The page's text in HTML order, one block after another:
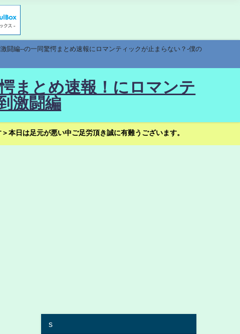
闘編--の一同驚愕まとめ速報にロマンティックが止まらない？-僕の
まとめ速報！にロマンテ
激闘編
本日は足元が悪い中ご足労頂き誠に有難うございます。
s